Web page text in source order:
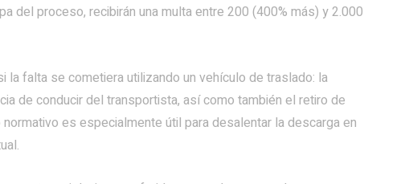
del proceso, recibirán una multa entre 200 (400% más) y 2.000
la falta se cometiera utilizando un vehículo de traslado: la
de conducir del transportista, así como también el retiro de
es especialmente útil para desalentar la descarga en